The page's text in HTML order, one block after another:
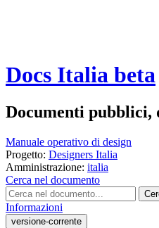
Docs Italia beta
Documenti pubblici,
Manuale operativo di design
Progetto: Designers Italia
Amministrazione: italia
Cerca nel documento
Informazioni
versione-corrente